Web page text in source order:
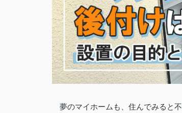
夢のマイホームも、住んでみると